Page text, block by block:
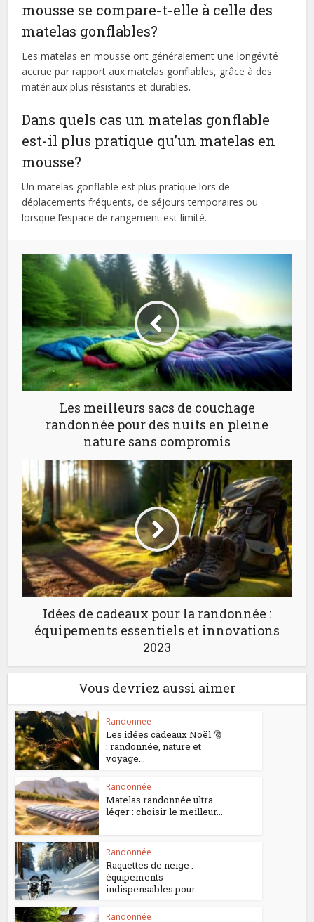
mousse se compare-t-elle à celle des
matelas gonflables?
Les matelas en mousse ont généralement une longévité
accrue par rapport aux matelas gonflables, grâce à des
matériaux plus résistants et durables.
Dans quels cas un matelas gonflable
est-il plus pratique qu’un matelas en
mousse?
Un matelas gonflable est plus pratique lors de
déplacements fréquents, de séjours temporaires ou
lorsque l’espace de rangement est limité.
Les meilleurs sacs de couchage
randonnée pour des nuits en pleine
nature sans compromis
Idées de cadeaux pour la randonnée :
équipements essentiels et innovations
2023
Vous devriez aussi aimer
Randonnée
Les idées cadeaux Noël 🎅
: randonnée, nature et
voyage...
Randonnée
Matelas randonnée ultra
léger : choisir le meilleur...
Randonnée
Raquettes de neige :
équipements
indispensables pour...
Randonnée